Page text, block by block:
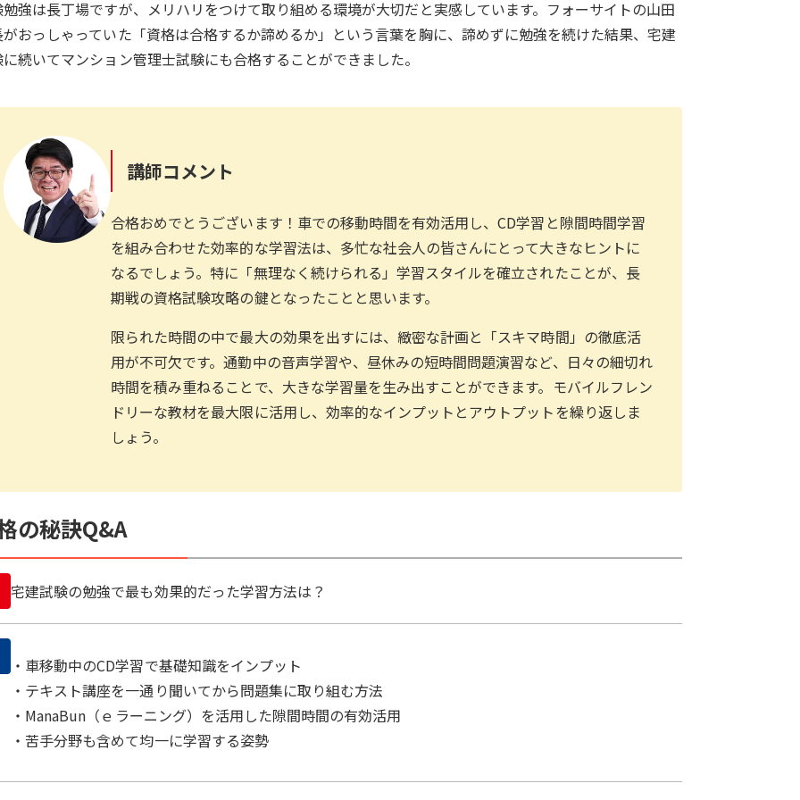
強は長丁場ですが、メリハリをつけて取り組める環境が大切だと実感しています。フォーサイトの山田
おっしゃっていた「資格は合格するか諦めるか」という言葉を胸に、諦めずに勉強を続けた結果、宅建
続いてマンション管理士試験にも合格することができました。
講師コメント
合格おめでとうございます！車での移動時間を有効活用し、CD学習と隙間時間学習
を組み合わせた効率的な学習法は、多忙な社会人の皆さんにとって大きなヒントに
なるでしょう。特に「無理なく続けられる」学習スタイルを確立されたことが、長
期戦の資格試験攻略の鍵となったことと思います。
限られた時間の中で最大の効果を出すには、緻密な計画と「スキマ時間」の徹底活
用が不可欠です。通勤中の音声学習や、昼休みの短時間問題演習など、日々の細切れ
時間を積み重ねることで、大きな学習量を生み出すことができます。モバイルフレン
ドリーな教材を最大限に活用し、効率的なインプットとアウトプットを繰り返しま
しょう。
の秘訣Q&A
宅建試験の勉強で最も効果的だった学習方法は？
・車移動中のCD学習で基礎知識をインプット
・テキスト講座を一通り聞いてから問題集に取り組む方法
・ManaBun（ｅラーニング）を活用した隙間時間の有効活用
・苦手分野も含めて均一に学習する姿勢